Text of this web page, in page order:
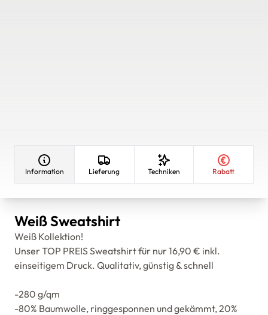
Information Lieferung Techniken Rabatt
Weiß Sweatshirt
Weiß Kollektion!
Unser TOP PREIS Sweatshirt für nur 16,90 € inkl.
einseitigem Druck. Qualitativ, günstig & schnell
-280 g/qm
-80% Baumwolle, ringgesponnen und gekämmt, 20%